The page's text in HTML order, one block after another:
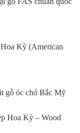
Kỳ (American
gỗ óc chó Bắc Mỹ
Hoa Kỳ – Wood